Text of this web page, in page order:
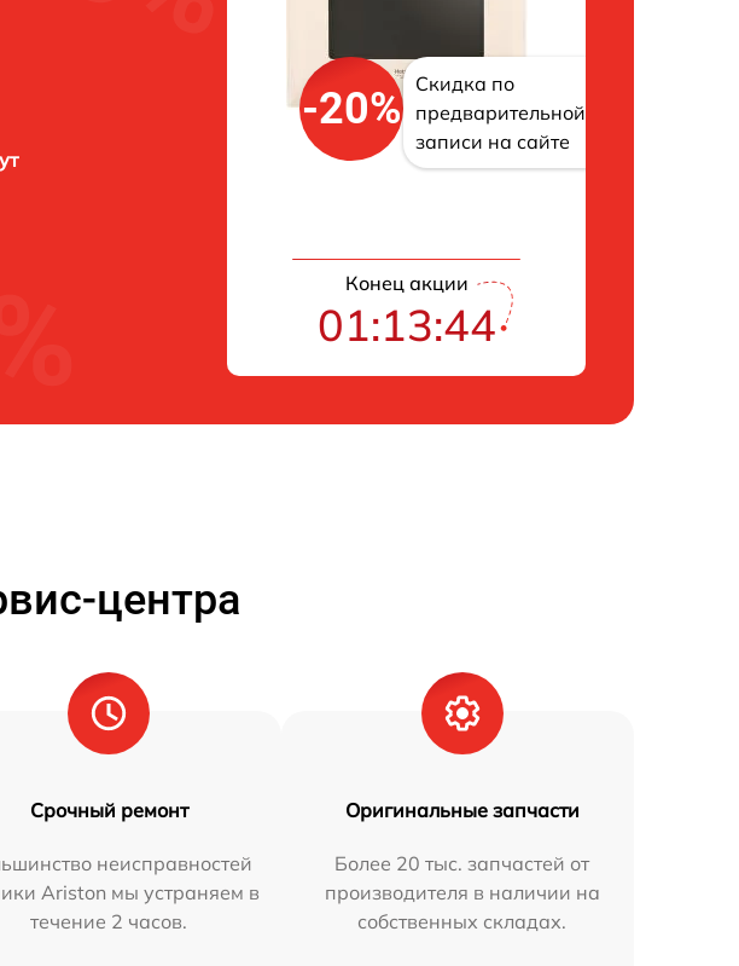
-20%
Скидка по
предварительной
записи на сайте
Конец акции
01:13:43
центра
Срочный ремонт
неисправностей
Ariston мы устраняем в
течение 2 часов.
Оригинальные запчасти
Более 20 тыс. запчастей от
производителя в наличии на
собственных складах.